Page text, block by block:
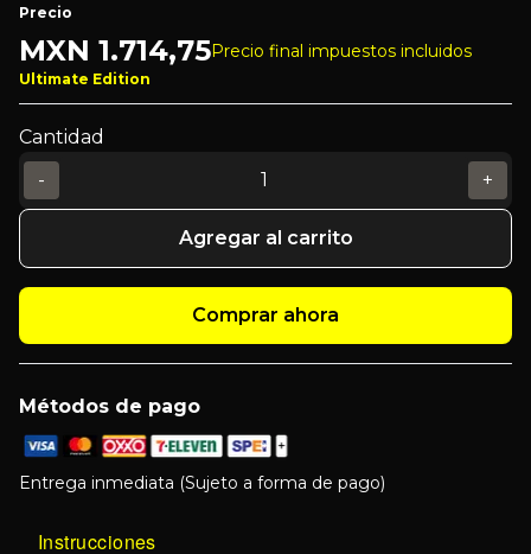
Precio
MXN 1.714,75Precio final impuestos incluidos
Ultimate Edition
Cantidad
-
+
Agregar al carrito
Comprar ahora
Métodos de pago
Entrega inmediata (Sujeto a forma de pago)
Instrucciones